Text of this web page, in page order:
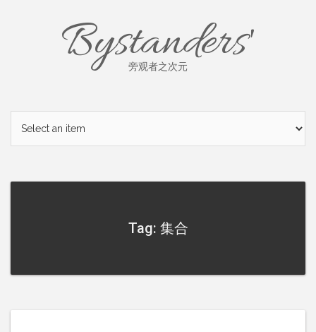
Bystanders'
旁观者之次元
Tag: 集合